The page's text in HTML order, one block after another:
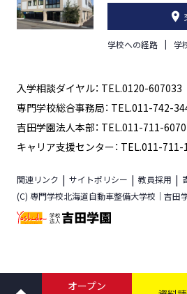
学校への経路 学
入学相談ダイヤル： TEL.0120-607033
専門学校総合事務局： TEL.011-742-
吉田学園法人本部： TEL.011-711-6070
キャリア支援センター： TEL.011-711-
関連リンク サイトポリシー 教員採用
(C) 専門学校北海道自動車整備大学校｜吉田
オープン